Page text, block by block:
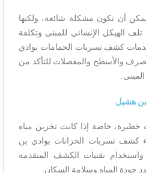
أن تكون مشكلة شائعة، ولكنها
الهيكل الإنشائي للمبنى وتكلفة
كشف تسربات الحمامات بوادي
والأسطح والمفصلات للتأكد من
هشبل
خطيرة، خاصة إذا كانت تخزين مياه
كشف تسربات الخزانات بوادي بن
تقنيات الكشف المتقدمة
جودة المياه وسلامة السكان.